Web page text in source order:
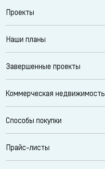
Проекты
Наши планы
Завершенные проекты
Коммерческая недвижимость
Способы покупки
Прайс-листы